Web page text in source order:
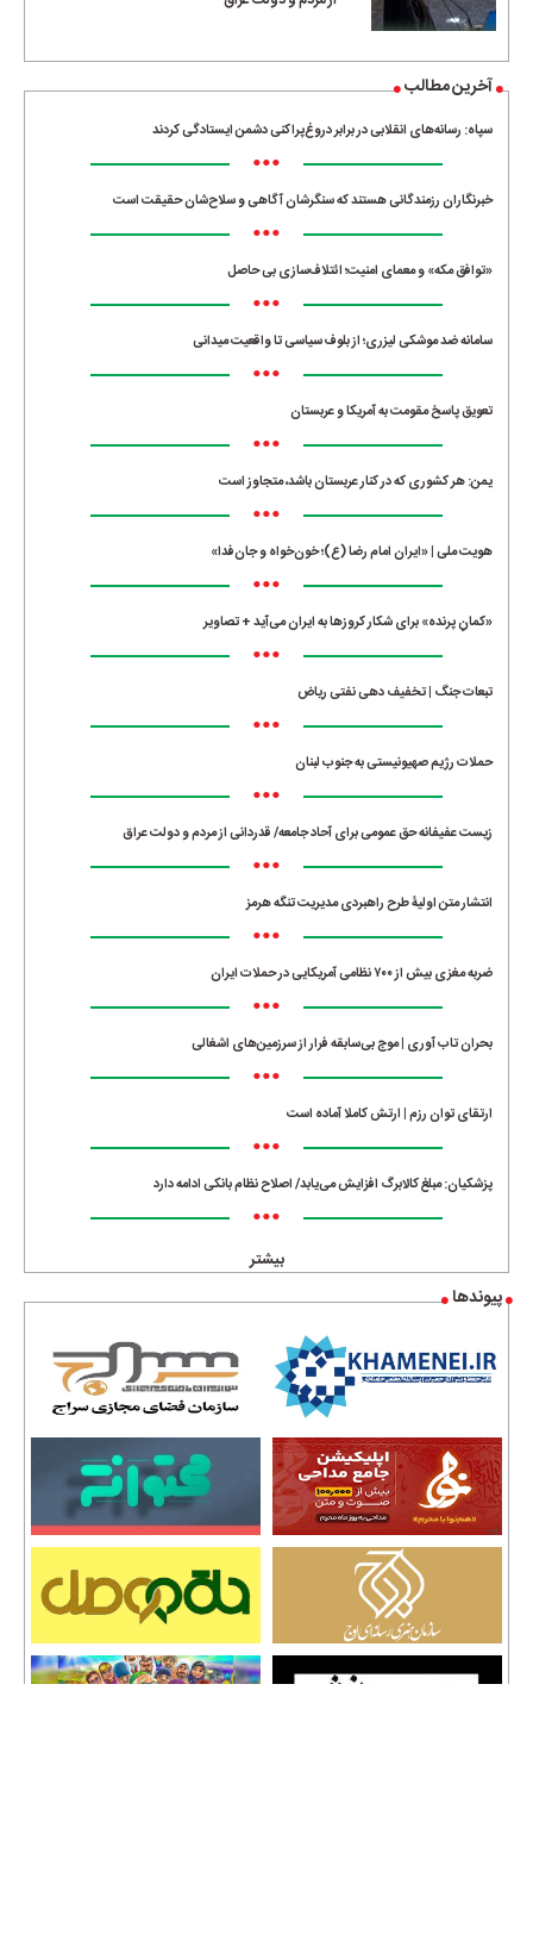
آخرین مطالب
سپاه: رسانه‌های انقلابی در برابر دروغ‌پراکنی دشمن ایستادگی کردند
•••
خبرنگاران رزمندگانی هستند که سنگرشان آگاهی و سلاح‌شان حقیقت است
•••
«توافق مکه» و معمای امنیت؛ ائتلاف‌سازی بی حاصل
•••
سامانه ضد موشکی لیزری؛ از بلوف سیاسی تا واقعیت میدانی
•••
تعویق پاسخ مقومت به آمریکا و عربستان
•••
یمن: هر کشوری که در کنار عربستان باشد، متجاوز است
•••
هویت ملی | «ایران امام رضا (ع)؛ خون‌خواه و جان‌فدا»
•••
«کمانِ پرنده» برای شکار کروزها به ایران می‌آید + تصاویر
•••
تبعات جنگ | تخفیف دهی نفتی ریاض
•••
حملات رژیم صهیونیستی به جنوب لبنان
•••
زیست عفیفانه حق عمومی برای آحاد جامعه/ قدردانی از مردم و دولت عراق
•••
انتشار متن اولیۀ طرح راهبردی مدیریت تنگه هرمز
•••
ضربه مغزی بیش از ۷۰۰ نظامی آمریکایی در حملات ایران
•••
بحران تاب آوری | موج بی‌سابقه فرار از سرزمین‌های اشغالی
•••
ارتقای توان رزم | ارتش کاملا آماده است
•••
پزشکیان: مبلغ کالابرگ افزایش می‌یابد/ اصلاح نظام بانکی ادامه دارد
•••
بیشتر
پیوندها